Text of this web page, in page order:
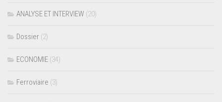
ANALYSE ET INTERVIEW (20)
Dossier (2)
ECONOMIE (34)
Ferroviaire (3)